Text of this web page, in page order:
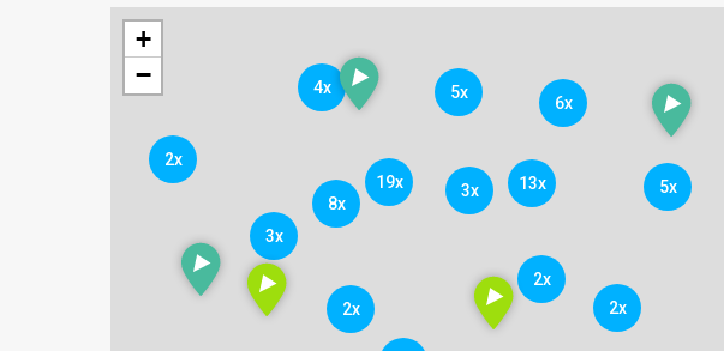
3x
2x
4x
2x
6x
2x
2x
5x
5x
3x
19x
8x
13x
+
−